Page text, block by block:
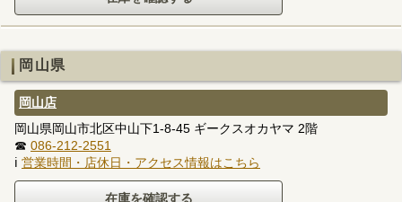
岡山県
岡山店
岡山県岡山市北区中山下1-8-45 ギークスオカヤマ 2階
☎ 086-212-2551
ℹ 営業時間・店休日・アクセス情報はこちら